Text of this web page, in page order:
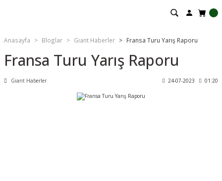
Anasayfa Bloglar Giant Haberler Fransa Turu Yarış Raporu
Fransa Turu Yarış Raporu
Giant Haberler 24-07-2023 01:20